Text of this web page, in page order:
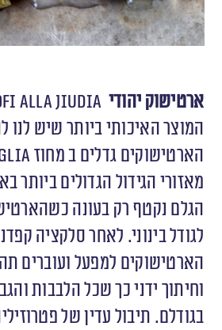
ארטישוק יהודי alla Jiudia
המוצר האיכותי ביותר שיש לנו
הארטישוקים גדלים ב מחוז
מאזורי הגידול הגדולים ביותר
הגלם נקטף רק בעונה
לגודל בינוני. לאחר סלקציה
הארטישוקים למפעל ועוברים
וחיתוך ידני כך שכל הלבבות
בגודלם. תיבול עדין של